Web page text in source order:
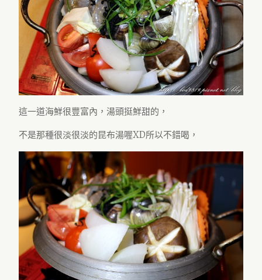
這一道海鮮很豐富內，湯頭挺鮮甜的，
不是那種很淡很淡的昆布湯喔XD所以不錯喝，